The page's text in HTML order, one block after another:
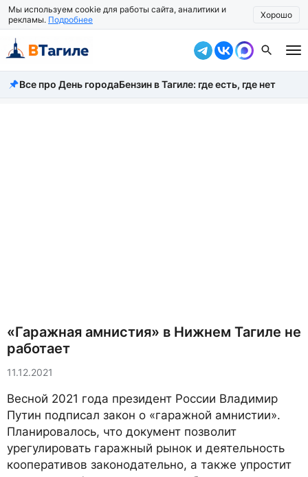
Мы используем cookie для работы сайта, аналитики и
рекламы. Подробнее Хорошо
Все новости
Все про День городаБензин в Тагиле: где есть, где нет
«Гаражная амнистия» в Нижнем Тагиле не
работает
11.12.2021
Весной 2021 года президент России Владимир
Путин подписал закон о «гаражной амнистии».
Планировалось, что документ позволит
урегулировать гаражный рынок и деятельность
кооперативов законодательно, а также упростит